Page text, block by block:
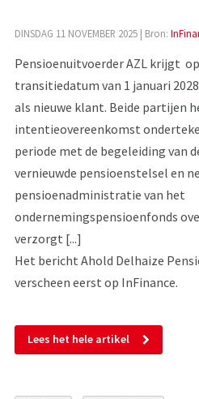
DINSDAG 11 NOVEMBER 2025| Bron:
Pensioenuitvoerder AZL krijgt
transitiedatum van 1 januari
als nieuwe klant. Beide partijen
intentieovereenkomst
periode met de begeleiding van
vernieuwde pensioenstelsel en
pensioenadministratie van het
ondernemingspensioenfonds
verzorgt [...]
Het bericht Ahold Delhaize
verscheen eerst op InFinance.
Lees het hele artikel